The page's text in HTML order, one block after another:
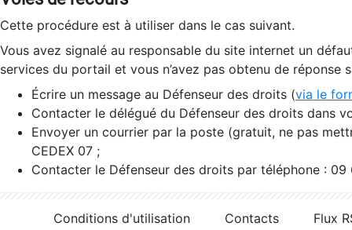
Cette procédure est à utiliser dans le cas suivant.
Vous avez signalé au responsable du site internet un
services du portail et vous n’avez pas obtenu de réponse
Écrire un message au Défenseur des droits (via le
Contacter le délégué du Défenseur des droits dans
Envoyer un courrier par la poste (gratuit, ne pas
CEDEX 07 ;
Contacter le Défenseur des droits par téléphone :
Conditions d'utilisation Contacts
Flux